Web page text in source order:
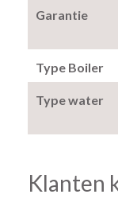
Garantie
Type Boiler
Type water
Klanten